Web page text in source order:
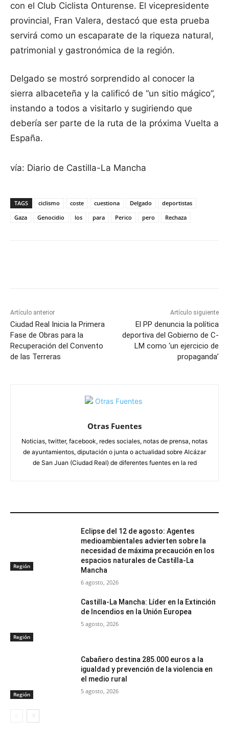
con el Club Ciclista Onturense. El vicepresidente
provincial, Fran Valera, destacó que esta prueba
servirá como un escaparate de la riqueza natural,
patrimonial y gastronómica de la región.
Delgado se mostró sorprendido al conocer la
sierra albaceteña y la calificó de “un sitio mágico”,
instando a todos a visitarlo y sugiriendo que
debería ser parte de la ruta de la próxima Vuelta a
España.
vía: Diario de Castilla-La Mancha
TAGS ciclismo coste cuestiona Delgado
deportistas
Gaza
Genocidio los para Perico pero Rechaza
Artículo anterior
Ciudad Real Inicia la Primera
Fase de Obras para la
Recuperación del Convento
de las Terreras
Artículo siguiente
El PP denuncia la política
deportiva del Gobierno de C-
LM como ‘un ejercicio de
propaganda’
Otras Fuentes
Noticias, twitter, facebook, redes sociales, notas de prensa, notas
de ayuntamientos, diputación o junta o actualidad sobre Alcázar
de San Juan (Ciudad Real) de diferentes fuentes en la red
Región
Eclipse del 12 de agosto: Agentes
medioambientales advierten sobre la
necesidad de máxima precaución en los
espacios naturales de Castilla-La
Mancha
6 agosto, 2026
Región
Castilla-La Mancha: Líder en la Extinción
de Incendios en la Unión Europea
5 agosto, 2026
Región
Cabañero destina 285.000 euros a la
igualdad y prevención de la violencia en
el medio rural
5 agosto, 2026